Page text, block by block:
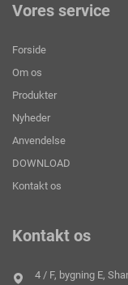
Vores service
Forside
Om os
Produkter
Nyheder
Anvendelse
DOWNLOAD
Kontakt os
Kontakt os
4 / F, bygning E,